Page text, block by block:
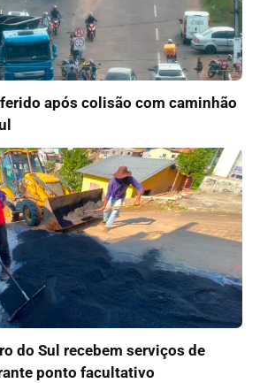
após colisão com caminhão
do Sul recebem serviços de
ponto facultativo